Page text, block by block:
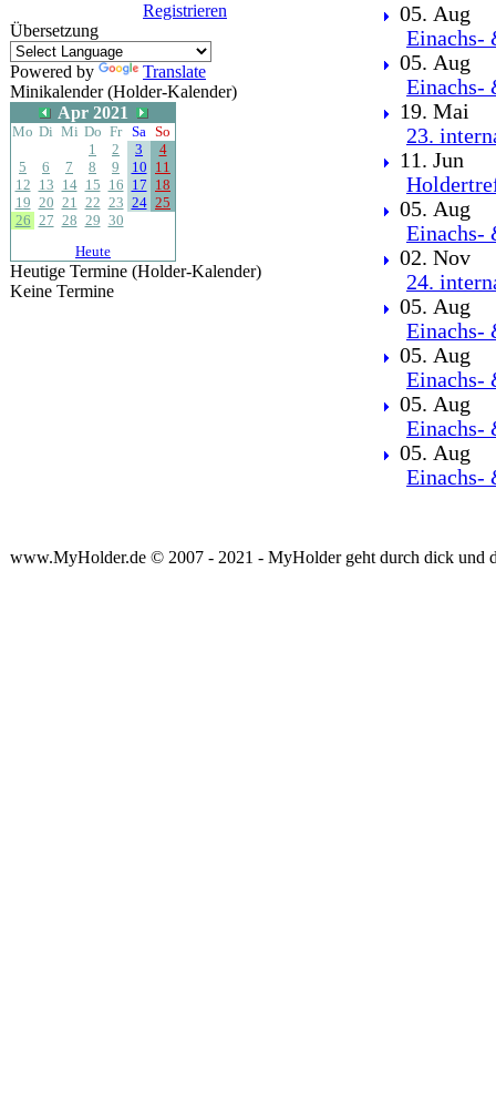
Registrieren
Übersetzung
Powered by
Translate
Minikalender (Holder-Kalender)
Apr 2021
Mo Di Mi Do Fr Sa So
1
2 3
4
5
6 7 8 9 10 11
12 13 14 15 16 17 18
19 20 21 22 23 24 25
26 27 28 29 30
Heute
Heutige Termine (Holder-Kalender)
Keine Termine
05. Aug
Einachs-
05. Aug
Einachs-
19. Mai
23.
11. Jun
05. Aug
Einachs-
02. Nov
24.
05. Aug
Einachs-
05. Aug
Einachs-
05. Aug
Einachs-
05. Aug
Einachs-
www.MyHolder.de © 2007 - 2021 - MyHolder geht durch dick und